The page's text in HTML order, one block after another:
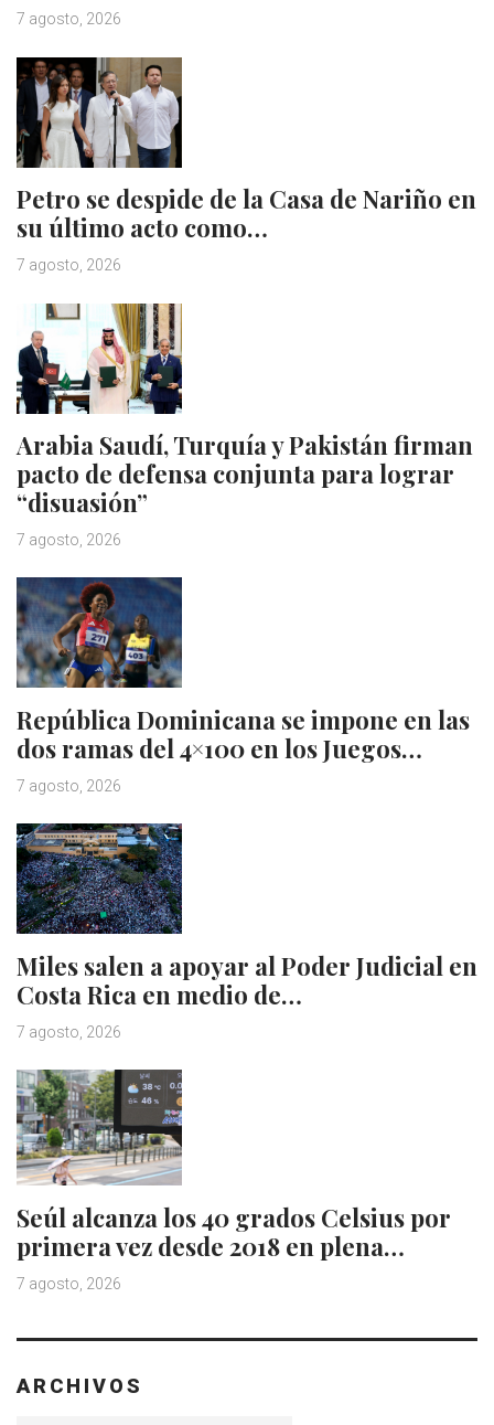
7 agosto, 2026
Petro se despide de la Casa de Nariño en
su último acto como…
7 agosto, 2026
Arabia Saudí, Turquía y Pakistán firman
pacto de defensa conjunta para lograr
“disuasión”
7 agosto, 2026
República Dominicana se impone en las
dos ramas del 4×100 en los Juegos…
7 agosto, 2026
Miles salen a apoyar al Poder Judicial en
Costa Rica en medio de…
7 agosto, 2026
Seúl alcanza los 40 grados Celsius por
primera vez desde 2018 en plena…
7 agosto, 2026
ARCHIVOS